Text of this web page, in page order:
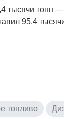
тысячи тонн
95,4
топливо